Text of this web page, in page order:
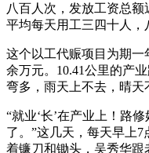
八百人次，发放工资总额
平均每天用工三四十人，
这个以工代赈项目为期一
余万元。10.41公里的产
弯多，雨天上不去，晴天
“就业‘长’在产业上！路
了。”这几天，每天早上
着镰刀和锄头，吴秀华跟